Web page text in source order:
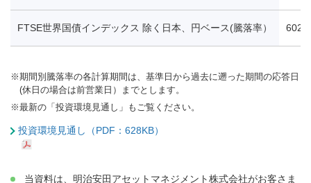
FTSE世界国債インデックス 除く日本、円ベース(騰落率）
※期間別騰落率の各計算期間は、基準日から過去に遡った期間の応答日
(休日の場合は前営業日）までとします。
※最新の「投資環境見通し」もご覧ください。
投資環境見通し（PDF：628KB）
当資料は、明治安田アセットマネジメント株式会社がお客さま